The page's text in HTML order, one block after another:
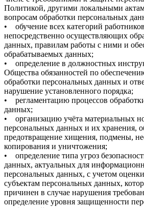
Политикой, другими локальными
вопросам обработки персональных
• обучение всех категорий
непосредственно осуществляющих
данных, правилам работы с ними и
обрабатываемых данных;
• определение в должностных
Общества обязанностей по
обработки персональных данных и
нарушение установленного порядка;
• регламентацию процессов
данных;
• организацию учёта материальных
персональных данных и их хранения,
предотвращение хищения, подмены,
копирования и уничтожения;
• определение типа угроз
данных, актуальных для
персональных данных, с учетом
субъектам персональных данных,
причинен в случае нарушения
определение уровня защищенности